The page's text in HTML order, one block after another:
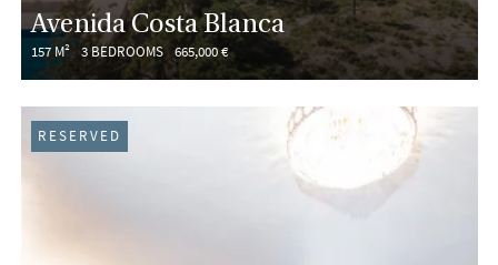
Avenida Costa Blanca
157 M² 3 BEDROOMS 665,000 €
RESERVED